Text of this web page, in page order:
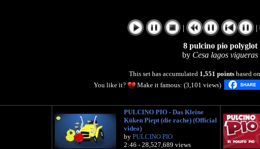
| |
8 pulcino pio polyglot
by Cesa lagos vigueras
This set has accumulated 1,551 pointsbased
You like it?
Make it famous: (3,101 views)
PULCINO PIO - Das Kleine
Küken Piept (die rache) (Official
video)
by PULCINO PIO
2:46 - 28,527,689 views